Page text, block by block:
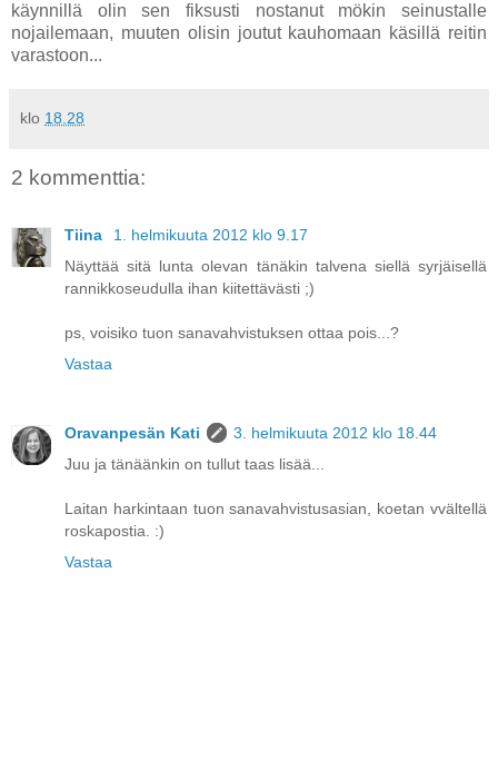
käynnillä olin sen fiksusti nostanut mökin seinustalle
nojailemaan, muuten olisin joutut kauhomaan käsillä reitin
varastoon...
klo 18.28
2 kommenttia:
Tiina
1. helmikuuta 2012 klo 9.17
Näyttää sitä lunta olevan tänäkin talvena siellä syrjäisellä
rannikkoseudulla ihan kiitettävästi ;)
ps, voisiko tuon sanavahvistuksen ottaa pois...?
Vastaa
Oravanpesän Kati
3. helmikuuta 2012 klo 18.44
Juu ja tänäänkin on tullut taas lisää...
Laitan harkintaan tuon sanavahvistusasian, koetan vvältellä
roskapostia. :)
Vastaa